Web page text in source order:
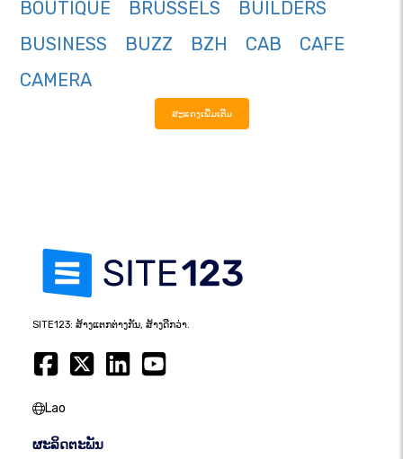
BOUTIQUE
BRUSSELS
BUILDERS
BUSINESS
BUZZ BZH CAB
CAFE
CAMERA
ສະແດງເພີ່ມເຕີມ
SITE123: ສ້າງແຕກຕ່າງກັນ, ສ້າງດີກວ່າ.
Lao
ຜະລິດຕະພັນ